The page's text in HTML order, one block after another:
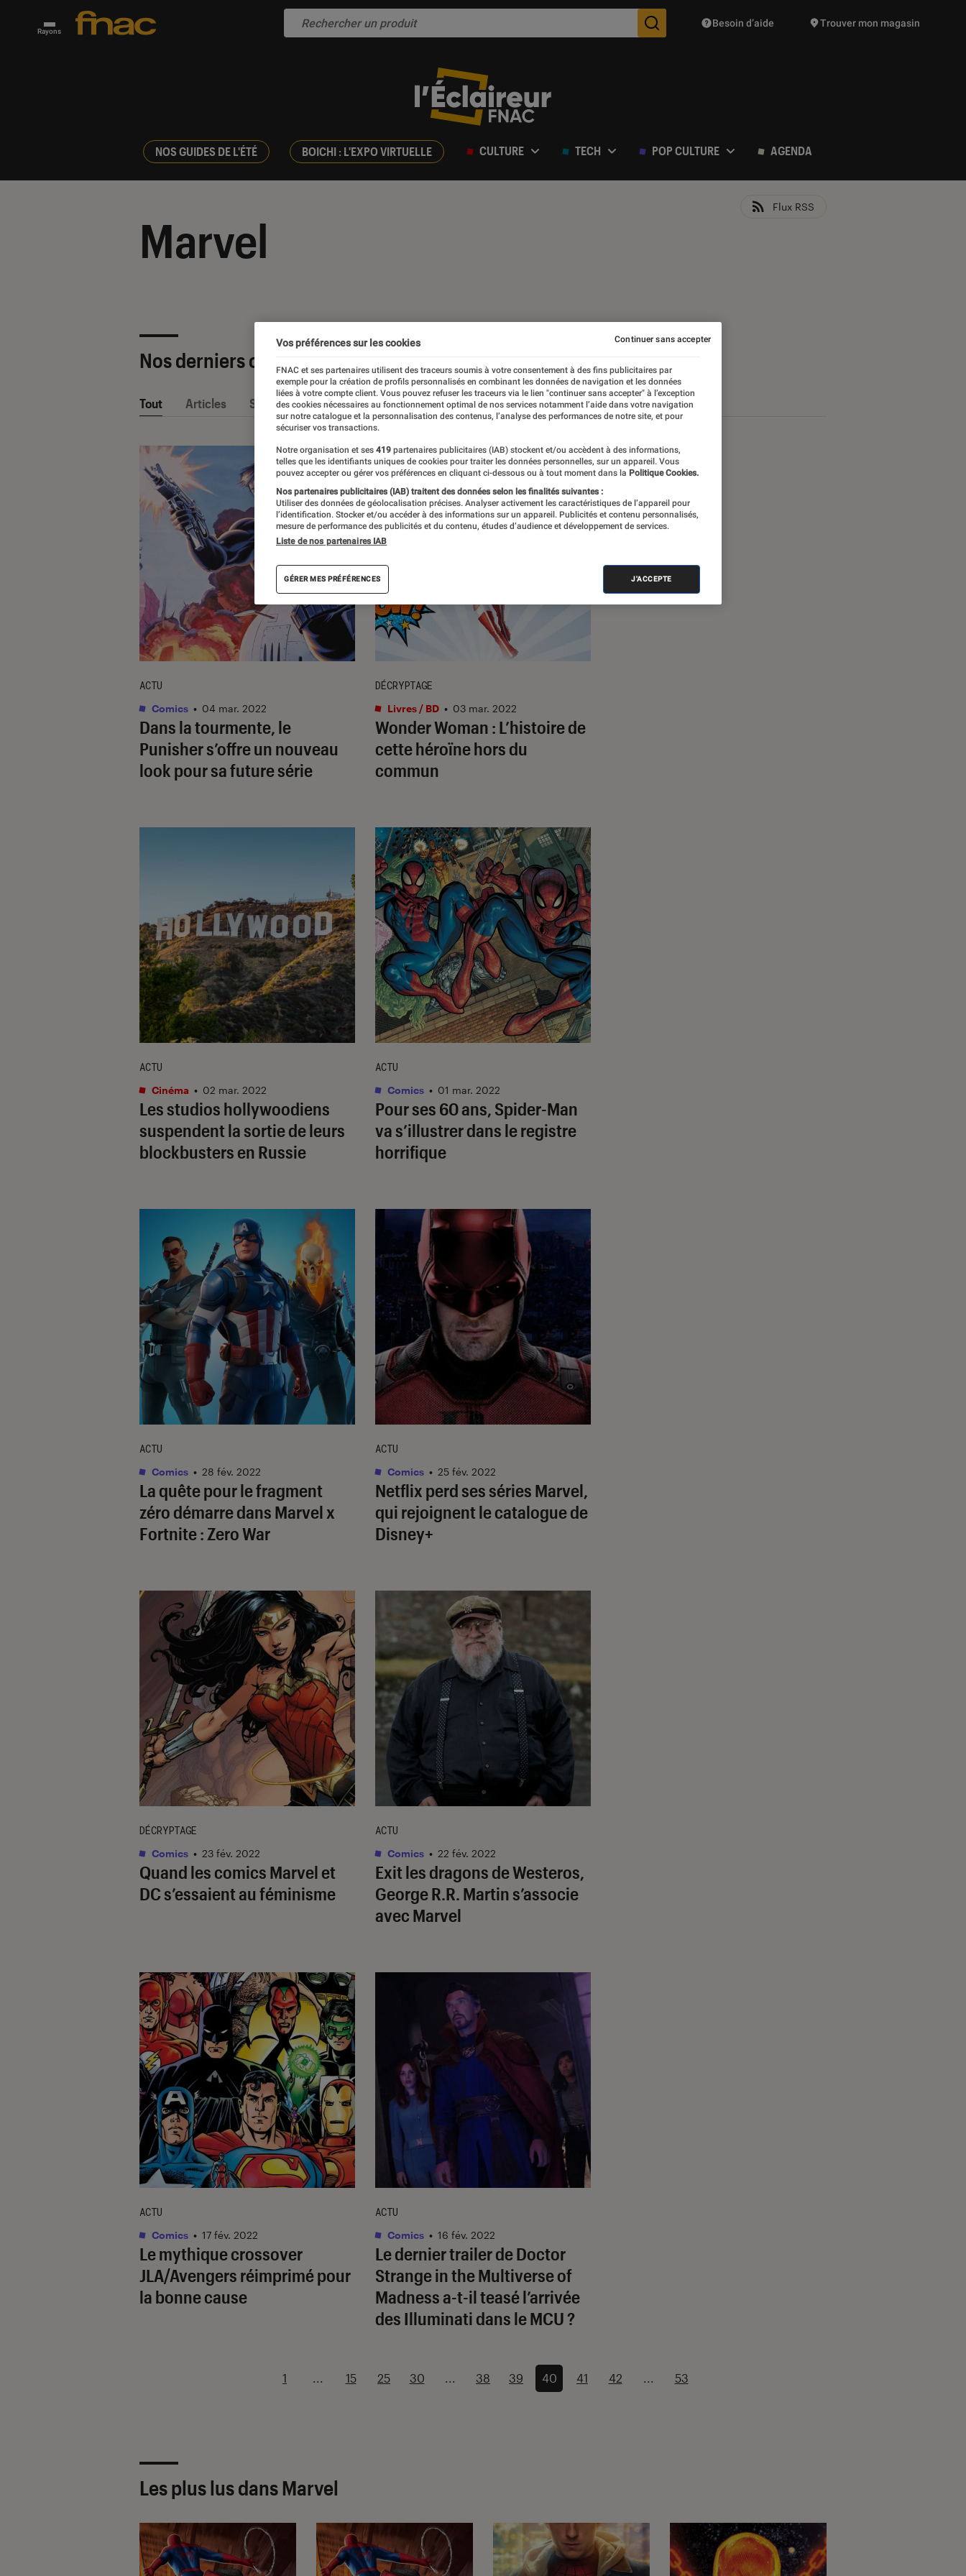
Rayons Des suggestions de produits vont vous être proposées
Besoin d’aide Trouver mon magasin
NOS GUIDES DE L'ÉTÉ BOICHI : L'EXPO VIRTUELLE CULTURE TECH POP CULTURE AGENDA
Marvel
Flux RSS
Nos derniers contenus
Tout Articles Sélections et guides
Dans la tourmente, le
Punisher s’offre un nouveau
look pour sa future série
ACTU
Comics • 04 mar. 2022
Wonder Woman : L’histoire de
cette héroïne hors du
commun
DÉCRYPTAGE
Livres / BD • 03 mar. 2022
Les studios hollywoodiens
suspendent la sortie de leurs
blockbusters en Russie
ACTU
Cinéma • 02 mar. 2022
Pour ses 60 ans, Spider-Man
va s’illustrer dans le registre
horrifique
ACTU
Comics • 01 mar. 2022
La quête pour le fragment
zéro démarre dans Marvel x
Fortnite : Zero War
ACTU
Comics • 28 fév. 2022
Netflix perd ses séries Marvel,
qui rejoignent le catalogue de
Disney+
ACTU
Comics • 25 fév. 2022
Quand les comics Marvel et
DC s’essaient au féminisme
DÉCRYPTAGE
Comics • 23 fév. 2022
Exit les dragons de Westeros,
George R.R. Martin s’associe
avec Marvel
ACTU
Comics • 22 fév. 2022
Le mythique crossover
JLA/Avengers réimprimé pour
la bonne cause
ACTU
Comics • 17 fév. 2022
Le dernier trailer deDoctor
Strange in the Multiverse of
Madnessa-t-il teasé l’arrivée
des Illuminati dans le MCU ?
ACTU
Comics • 16 fév. 2022
1 ... 15 25 30 ... 38 39 40 41 42 ... 53
Les plus lus dans Marvel
Vos préférences sur les cookies
FNAC et ses partenaires utilisent des traceurs soumis à votre consentement à des fins publicitaires par
exemple pour la création de profils personnalisés en combinant les données de navigation et les données
liées à votre compte client. Vous pouvez refuser les traceurs via le lien "continuer sans accepter" à l’exception
des cookies nécessaires au fonctionnement optimal de nos services notamment l’aide dans votre navigation
sur notre catalogue et la personnalisation des contenus, l’analyse des performances de notre site, et pour
sécuriser vos transactions.
Notre organisation et ses 419 partenaires publicitaires (IAB) stockent et/ou accèdent à des informations,
telles que les identifiants uniques de cookies pour traiter les données personnelles, sur un appareil. Vous
pouvez accepter ou gérer vos préférences en cliquant ci-dessous ou à tout moment dans la Politique Cookies.
Nos partenaires publicitaires (IAB) traitent des données selon les finalités suivantes :
Utiliser des données de géolocalisation précises. Analyser activement les caractéristiques de l’appareil pour
l’identification. Stocker et/ou accéder à des informations sur un appareil. Publicités et contenu personnalisés,
mesure de performance des publicités et du contenu, études d’audience et développement de services.
Liste de nos partenaires IAB
GÉRER MES PRÉFÉRENCES J'ACCEPTE
Continuer sans accepter